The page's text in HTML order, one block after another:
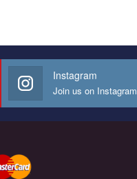
Instagram
Join us on Instagram